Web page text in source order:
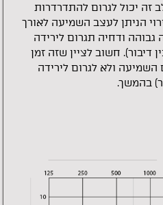
זה יכול לגרום להתדרדרות
הניתן לעצב השמיעה לאורך
ודחיה תגרום לירידה
דיבור). חשוב לציין שזה זמן
ולא לגרום לירידה
בהמשך.